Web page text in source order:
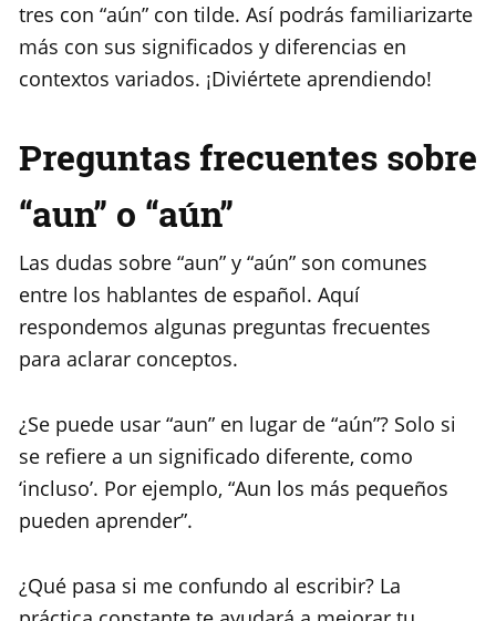
tres con “aún” con tilde. Así podrás familiarizarte
más con sus significados y diferencias en
contextos variados. ¡Diviértete aprendiendo!
Preguntas frecuentes sobre
“aun” o “aún”
Las dudas sobre “aun” y “aún” son comunes
entre los hablantes de español. Aquí
respondemos algunas preguntas frecuentes
para aclarar conceptos.
¿Se puede usar “aun” en lugar de “aún”? Solo si
se refiere a un significado diferente, como
‘incluso’. Por ejemplo, “Aun los más pequeños
pueden aprender”.
¿Qué pasa si me confundo al escribir? La